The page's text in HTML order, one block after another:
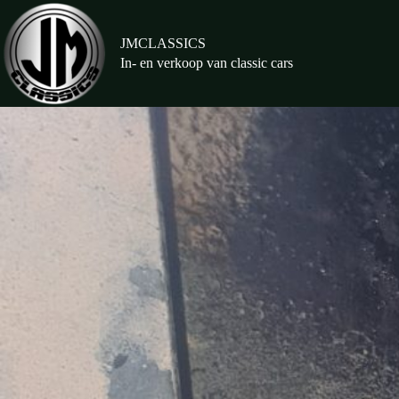
naar
de
inhoud
JMCLASSICS
In- en verkoop van classic cars